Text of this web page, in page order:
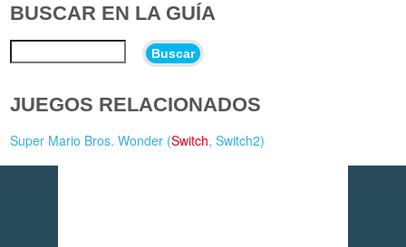
BUSCAR EN LA GUÍA
Buscar
JUEGOS RELACIONADOS
Super Mario Bros. Wonder (Switch,Switch2)